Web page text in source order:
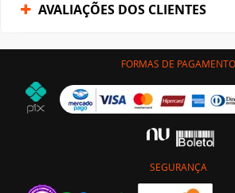
AVALIAÇÕES DOS CLIENTES
FORMAS DE PAGAMENTO
SEGURANÇA